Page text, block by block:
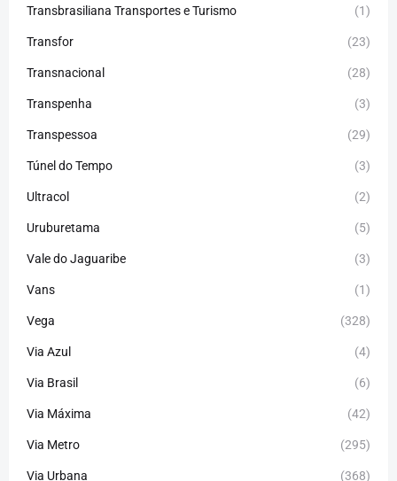
Transbrasiliana Transportes e Turismo (1)
Transfor (23)
Transnacional (28)
Transpenha (3)
Transpessoa (29)
Túnel do Tempo (3)
Ultracol (2)
Uruburetama (5)
Vale do Jaguaribe (3)
Vans (1)
Vega (328)
Via Azul (4)
Via Brasil (6)
Via Máxima (42)
Via Metro (295)
Via Urbana (368)